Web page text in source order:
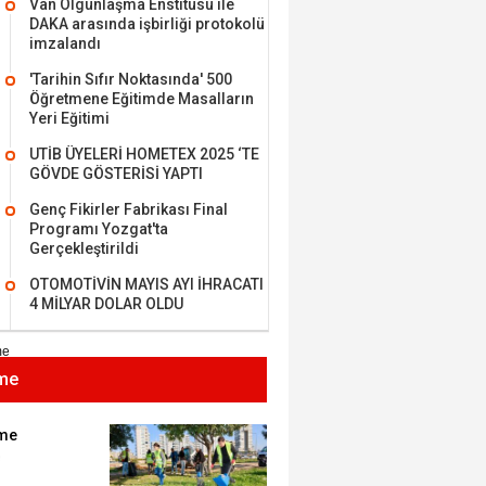
Van Olgunlaşma Enstitüsü ile
DAKA arasında işbirliği protokolü
imzalandı
'Tarihin Sıfır Noktasında' 500
Öğretmene Eğitimde Masalların
Yeri Eğitimi
UTİB ÜYELERİ HOMETEX 2025 ‘TE
GÖVDE GÖSTERİSİ YAPTI
Genç Fikirler Fabrikası Final
Programı Yozgat'ta
Gerçekleştirildi
OTOMOTİVİN MAYIS AYI İHRACATI
4 MİLYAR DOLAR OLDU
Bilim İnsanı Tosun
Saygı..
ÖZDEMİR
- Sağlık turizminde
BULUZ
Ulusumuz:
KEMAL ZEYBEK